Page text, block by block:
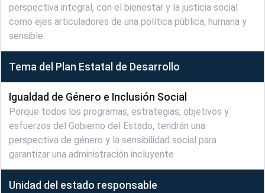
perspectiva integral, con el bienestar y la justicia social
como ejes articuladores de una política pública, humana y
sensible
Tema del Plan Estatal de Desarrollo
Igualdad de Género e Inclusión Social
Porque todos los programas, estrategias, objetivos y
esfuerzos del Gobierno del Estado, tendrán una
perspectiva de género y la sensibilidad social para
garantizar una administración incluyente
Unidad del estado responsable